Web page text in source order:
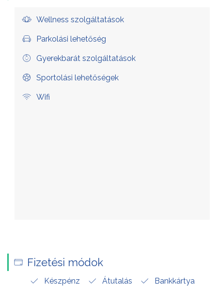
Wellness szolgáltatások
Parkolási lehetőség
Gyerekbarát szolgáltatások
Sportolási lehetőségek
Wifi
Fizetési módok
Készpénz Átutalás Bankkártya